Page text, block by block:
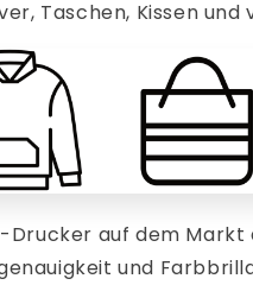
Taschen, Kissen und
Drucker auf dem Markt
und